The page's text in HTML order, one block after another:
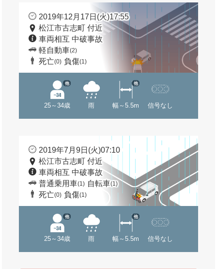
2019年12月17日(火)17:55
松江市古志町 付近
車両相互 中破事故
軽自動車(2)
死亡(0) 負傷(1)
25～34歳
他
雨 幅～5.5m
他
信号なし
2019年7月9日(火)07:10
松江市古志町 付近
車両相互 中破事故
普通乗用車(1) 自転車(1)
死亡(0) 負傷(1)
25～34歳
他
雨 幅～5.5m
他
信号なし